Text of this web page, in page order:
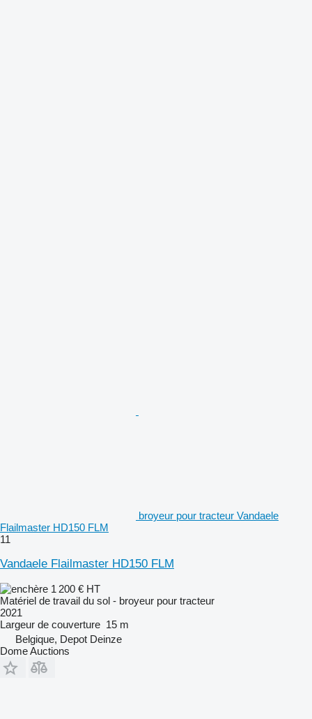
broyeur pour tracteur Vandaele
Flailmaster HD150 FLM
11
Vandaele Flailmaster HD150 FLM
1 200 € HT
Matériel de travail du sol - broyeur pour tracteur
2021
Largeur de couverture 15 m
Belgique, Depot Deinze
Dome Auctions